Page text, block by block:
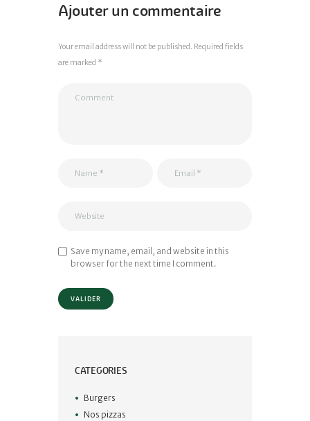
Ajouter un commentaire
Your email address will not be published. Required fields
are marked *
Save my name, email, and website in this
browser for the next time I comment.
CATEGORIES
Burgers
Nos pizzas